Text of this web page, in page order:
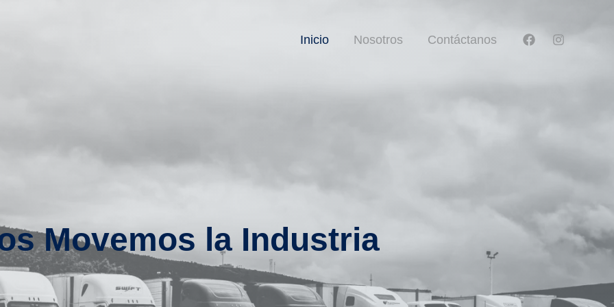
Inicio Nosotros Contáctanos
Movemos la Industria